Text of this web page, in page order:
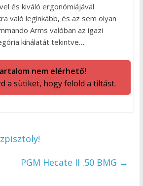
és kiváló ergonómiájával
való leginkább, és az sem olyan
Arms valóban az igazi
kínálatát tekintve….
nem elérhető!
a sütiket, hogy felold a tiltást.
PGM Hecate II .50 BMG →